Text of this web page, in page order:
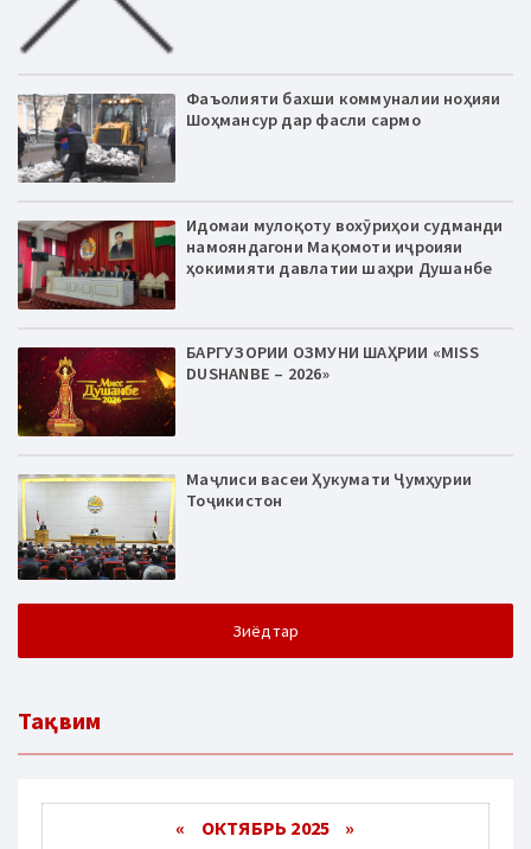
Фаъолияти бахши коммуналии ноҳияи
Шоҳмансур дар фасли сармо
Идомаи мулоқоту вохӯриҳои судманди
намояндагони Мақомоти иҷроияи
ҳокимияти давлатии шаҳри Душанбе
БАРГУЗОРИИ ОЗМУНИ ШАҲРИИ «MISS
DUSHANBE – 2026»
Маҷлиси васеи Ҳукумати Ҷумҳурии
Тоҷикистон
Зиёдтар
Тақвим
« ОКТЯБРЬ 2025 »